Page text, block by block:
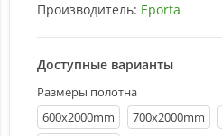
Производитель: Eporta
Доступные варианты
Размеры полотна
600х2000mm
700х2000mm